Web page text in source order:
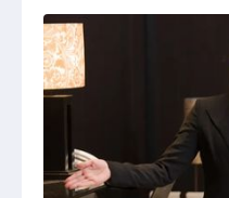
施設管理及び業務一般